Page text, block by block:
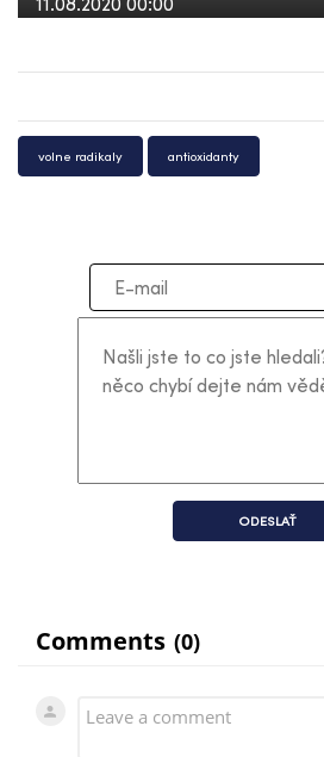
volne radikaly antioxidanty
ODESLAŤ